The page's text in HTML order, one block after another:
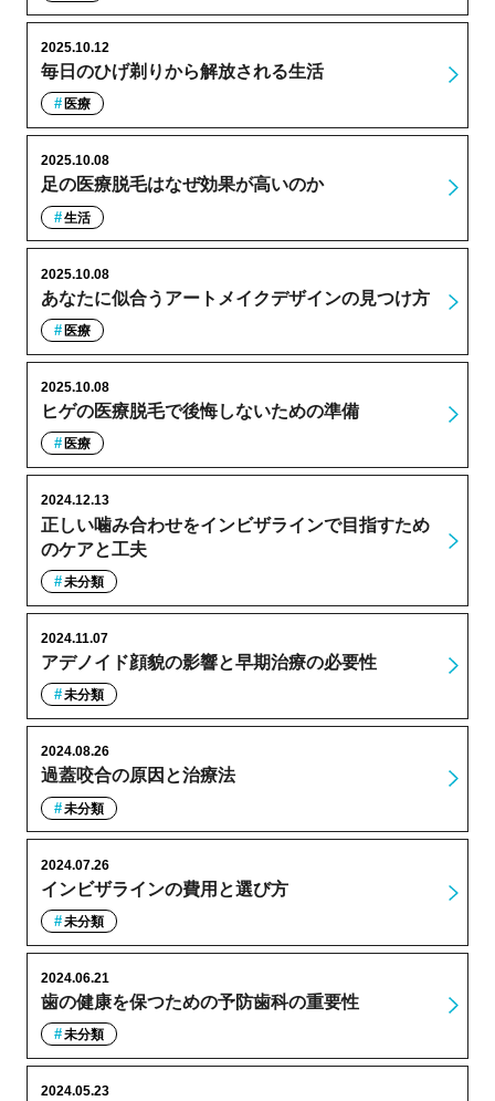
毎日のひげ剃りから解放される生活
2025.10.12
医療
足の医療脱毛はなぜ効果が高いのか
2025.10.08
生活
あなたに似合うアートメイクデザインの見つけ方
2025.10.08
医療
ヒゲの医療脱毛で後悔しないための準備
2025.10.08
医療
正しい噛み合わせをインビザラインで目指すため
のケアと工夫
2024.12.13
未分類
アデノイド顔貌の影響と早期治療の必要性
2024.11.07
未分類
過蓋咬合の原因と治療法
2024.08.26
未分類
インビザラインの費用と選び方
2024.07.26
未分類
歯の健康を保つための予防歯科の重要性
2024.06.21
未分類
2024.05.23